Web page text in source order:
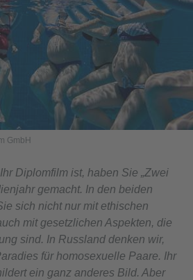
GmbH
Diplomfilm ist, haben Sie „Zwei
gemacht. In den beiden
sich nicht nur mit ethischen
mit gesetzlichen Aspekten, die
sind. In Russland denken wir,
für homosexuelle Paare. Ihr
ein ganz anderes Bild. Aber